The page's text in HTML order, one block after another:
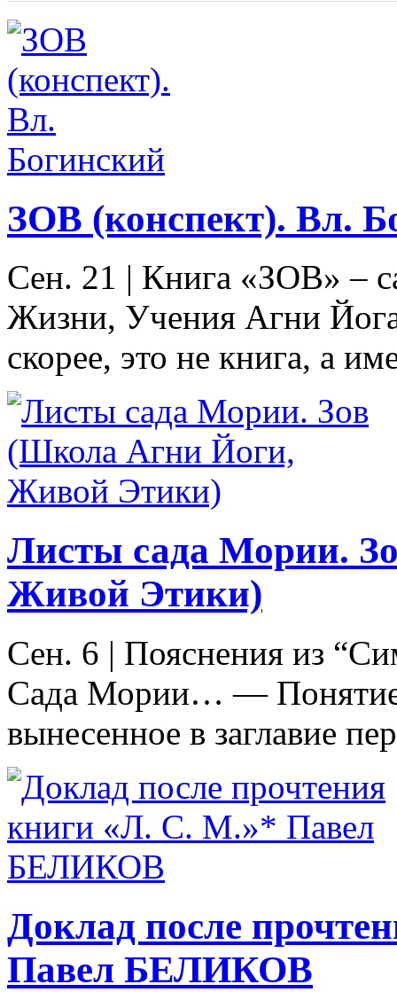
ЗОВ (конспект). Вл.
Сен. 21 | Книга «ЗОВ» –
Жизни, Учения Агни
скорее, это не книга, а
Листы сада Мории.
Живой Этики)
Сен. 6 | Пояснения из
Сада Мории… — Понятие
вынесенное в заглавие
Доклад после
Павел БЕЛИКОВ